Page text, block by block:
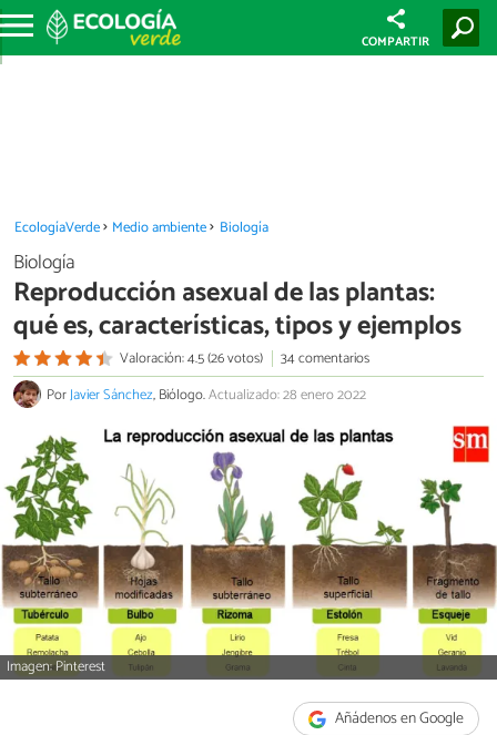
COMPARTIR
EcologíaVerde Medio ambiente Biología
Biología
Reproducción asexual de las plantas:
qué es, características, tipos y ejemplos
Valoración: 4.5 (26 votos)
34 comentarios
PorJavier Sánchez, Biólogo.Actualizado: 28 enero 2022
Imagen: Pinterest
Añádenos en Google